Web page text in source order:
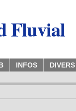
Fluvial
INFOS DIVERS